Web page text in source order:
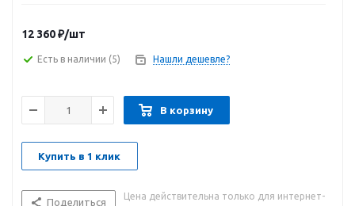
12 360₽/шт
Есть в наличии (5) Нашли дешевле?
В корзину
Купить в 1 клик
Поделиться
Цена действительна только для интернет-